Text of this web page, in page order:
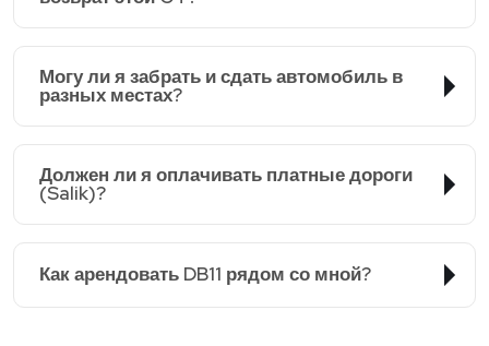
Могу ли я забрать и сдать автомобиль в
разных местах?
Должен ли я оплачивать платные дороги
(Salik)?
Как арендовать DB11 рядом со мной?